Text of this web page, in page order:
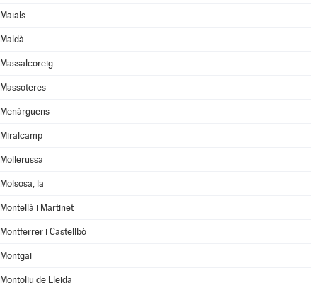
Maials
Maldà
Massalcoreig
Massoteres
Menàrguens
Miralcamp
Mollerussa
Molsosa, la
Montellà i Martinet
Montferrer i Castellbò
Montgai
Montoliu de Lleida